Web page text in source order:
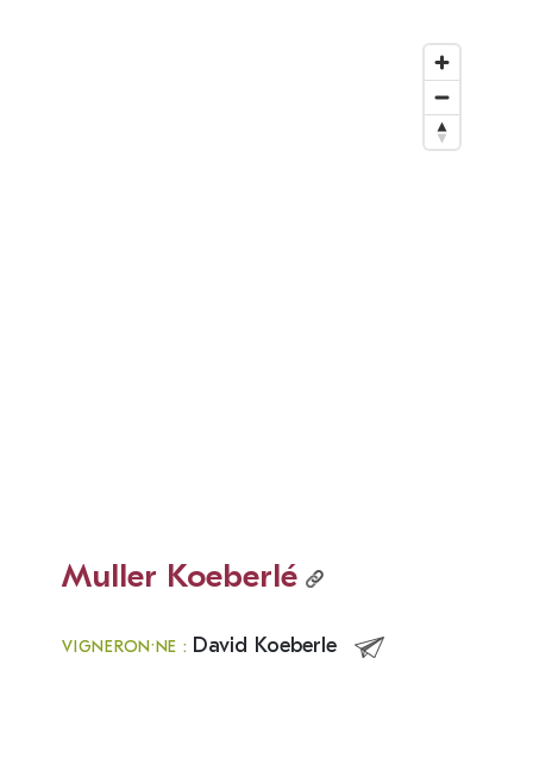
Muller Koeberlé
VIGNERON·NE : David Koeberle